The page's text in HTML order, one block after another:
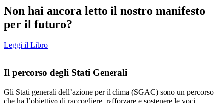
Non hai ancora letto il nostro manifesto
per il futuro?
Leggi il Libro
Il percorso degli Stati Generali
Gli Stati generali dell’azione per il clima (SGAC) sono un percorso
che ha l’obiettivo di raccogliere, rafforzare e sostenere le voci